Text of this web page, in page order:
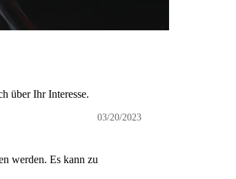
über Ihr Interesse.
03/20/2023
werden. Es kann zu